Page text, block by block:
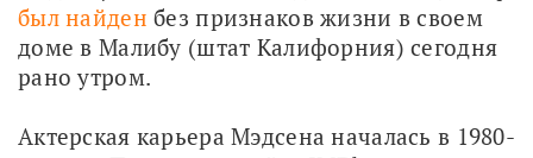
был найден без признаков жизни в своем
доме в Малибу (штат Калифорния) сегодня
рано утром.
Актерская карьера Мэдсена началась в 1980-